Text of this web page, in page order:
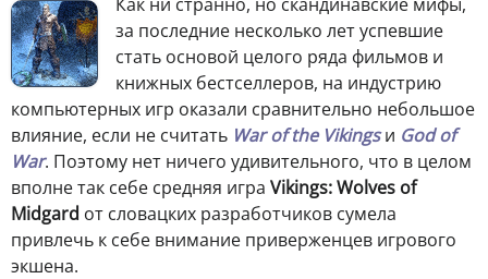
за последние несколько лет успевшие
стать основой целого ряда фильмов и
книжных бестселлеров, на индустрию
компьютерных игр оказали сравнительно небольшое
влияние, если не считать War of the Vikingsи God of
War. Поэтому нет ничего удивительного, что в целом
вполне так себе средняя игра Vikings: Wolves of
Midgard от словацких разработчиков сумела
привлечь к себе внимание приверженцев игрового
экшена.